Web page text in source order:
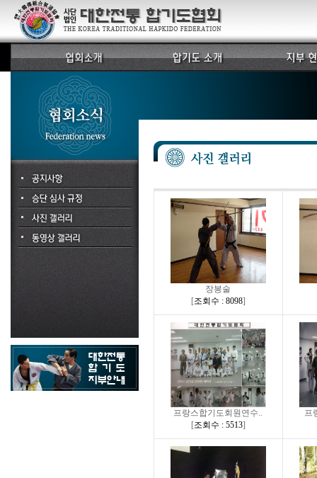
장봉술
[조회수 : 8098]
프랑스합기도회원연수..
[조회수 : 5513]
프